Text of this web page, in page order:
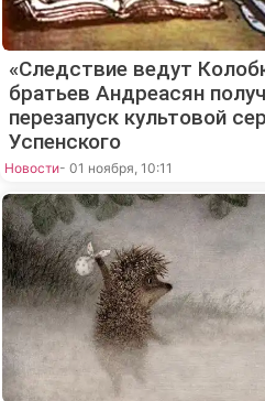
«Следствие ведут
братьев Андреасян
перезапуск культовой
Успенского
Новости- 01 ноября, 10:11